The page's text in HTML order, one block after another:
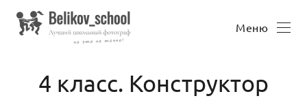
Меню
4 класс. Конструктор